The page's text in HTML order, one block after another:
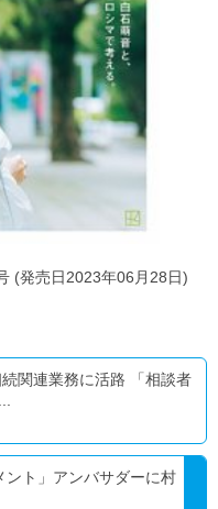
(発売日2023年06月28日)
関連業務に活路 「相談者
ント」アンバサダーに村